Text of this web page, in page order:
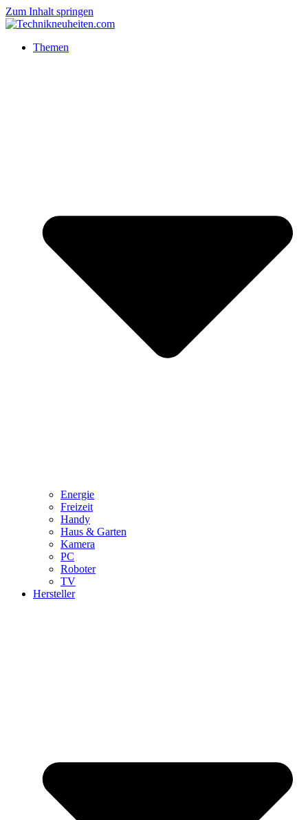
Zum Inhalt springen
Themen
Energie
Freizeit
Handy
Haus & Garten
Kamera
PC
Roboter
TV
Hersteller